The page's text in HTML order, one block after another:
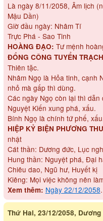
Là ngày 8/11/2058, Âm lịch
Mậu Dần)
Giờ đầu ngày: Nhâm Tí
Trực Phá - Sao Tinh
HOÀNG ĐẠO: Tư mệnh
ĐỔNG CÔNG TUYỂN
Thiên tặc.
Nhâm Ngọ là Hỏa tinh, cạnh
nhỏ mà gấp thì dùng.
Các ngày Ngọ còn lại thì
Nguyệt Kiến xung phá, xấu.
Bính Ngọ là chính tứ phế,
HIỆP KỶ BIỆN PHƯƠNG
nhật
Cát thần: Dương đức, Lục
Hung thần: Nguyệt phá, Đại
Chiêu dao, Ngũ hư, Huyết kị
Kiêng: Mọi việc không nên
Xem thêm: Ngày 22/12/2058.
Thứ Hai, 23/12/2058,